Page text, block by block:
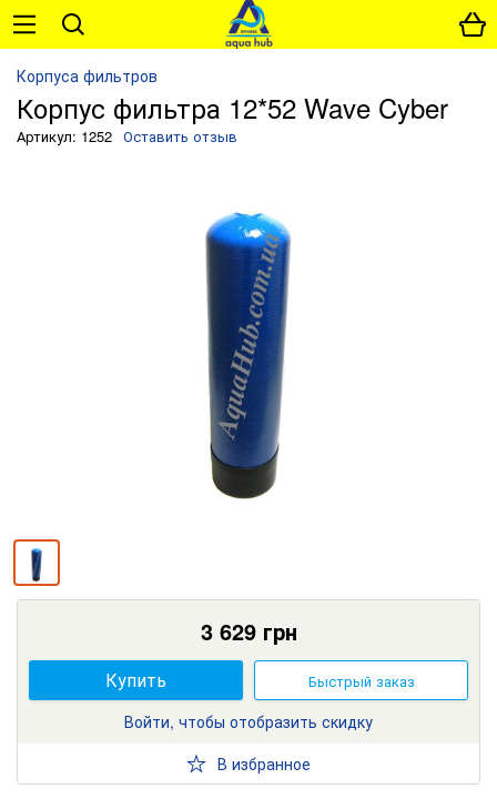
Корпуса фильтров
Корпус фильтра 12*52 Wave Cyber
Артикул: 1252 Оставить отзыв
3 629грн
Купить Быстрый заказ
Войти, чтобы отобразить скидку
В избранное